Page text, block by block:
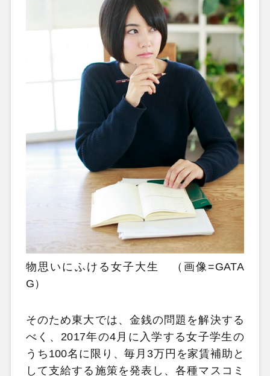
物思いにふける女子大生 （画像=GATA
G）
そのため東大では、金銭の問題を解決する
べく、2017年の4月に入学する女子学生の
うち100名に限り、毎月3万円を家賃補助と
して支給する施策を発表し、各種マスコミ